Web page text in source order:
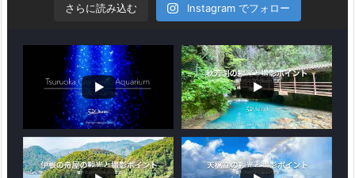
さらに読み込む Instagram でフォロー